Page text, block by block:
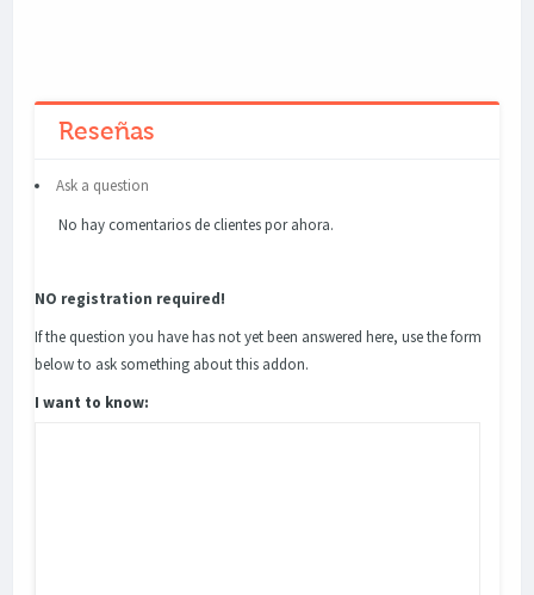
Reseñas
Ask a question
No hay comentarios de clientes por ahora.
NO registration required!
If the question you have has not yet been answered here, use the form
below to ask something about this addon.
I want to know: